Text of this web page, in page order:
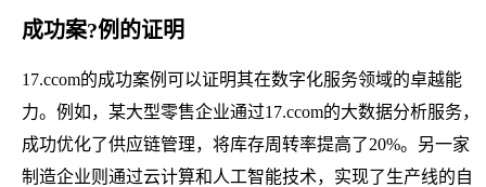
成功案?例的证明
17.ccom的成功案例可以证明其在数字化服务领域的卓越能
力。例如，某大型零售企业通过17.ccom的大数据分析服务，
成功优化了供应链管理，将库存周转率提高了20%。另一家
制造企业则通过云计算和人工智能技术，实现了生产线的自